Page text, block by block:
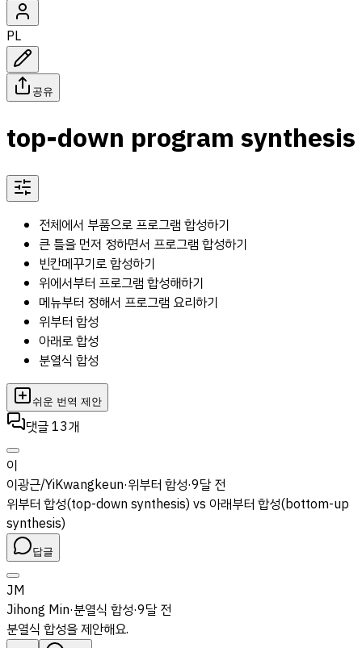
PL
공유
top-down program synthesis
전체에서 부품으로 프로그램 합성하기
큰 틀을 먼저 정하면서 프로그램 합성하기
빈칸메꾸기로 합성하기
위에서부터 프로그램 합성해하기
메뉴부터 정해서 프로그램 요리하기
위부터 합성
아래로 합성
분열식 합성
쉬운 번역 제안
댓글13개
이
이광근/YiKwangkeun·위부터 합성·9달 전
위부터 합성(top-down synthesis) vs 아래부터 합성(bottom-up
synthesis)
답글
JM
Jihong Min·분열식 합성·9달 전
분열식 합성을 제안해요.